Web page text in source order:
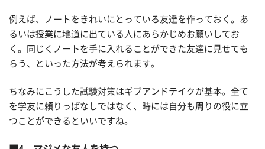
例えば、ノートをきれいにとっている友達を作っておく。あ
るいは授業に地道に出ている人にあらかじめお願いしてお
く。同じくノートを手に入れることができた友達に見せても
らう、といった方法が考えられます。
ちなみにこうした試験対策はギブアンドテイクが基本。全て
を学友に頼りっぱなしではなく、時には自分も周りの役に立
つことができるといいですね。